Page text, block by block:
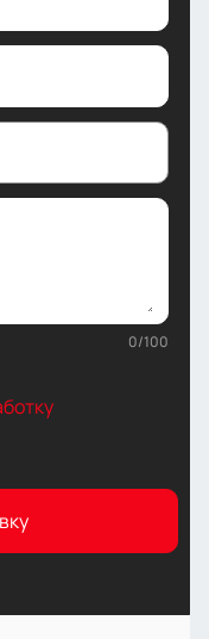
0/100